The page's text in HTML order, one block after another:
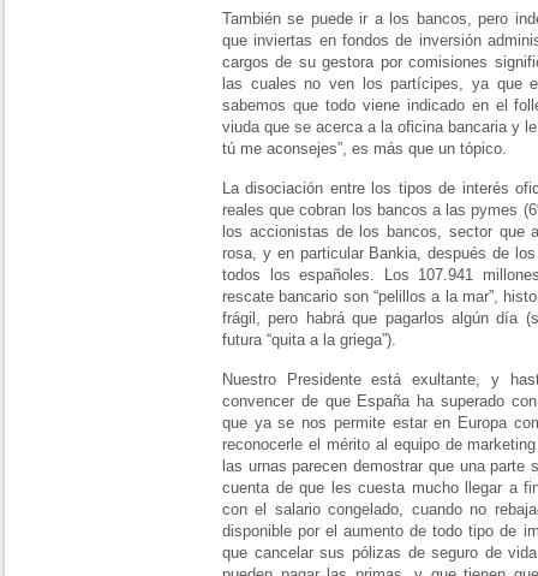
También se puede ir a los bancos, pero
que inviertas en fondos de inversión
cargos de su gestora por comisiones
las cuales no ven los partícipes, ya que
sabemos que todo viene indicado en el
viuda que se acerca a la oficina bancaria y
tú me aconsejes”, es más que un tópico.
La disociación entre los tipos de interés
reales que cobran los bancos a las pymes
los accionistas de los bancos, sector que
rosa, y en particular Bankia, después de
todos los españoles. Los 107.941
rescate bancario son “pelillos a la mar”,
frágil, pero habrá que pagarlos algún día
futura “quita a la griega”).
Nuestro Presidente está exultante, y
convencer de que España ha superado
que ya se nos permite estar en Europa
reconocerle el mérito al equipo de
las urnas parecen demostrar que una
cuenta de que les cuesta mucho llegar a
con el salario congelado, cuando no
disponible por el aumento de todo tipo de
que cancelar sus pólizas de seguro de